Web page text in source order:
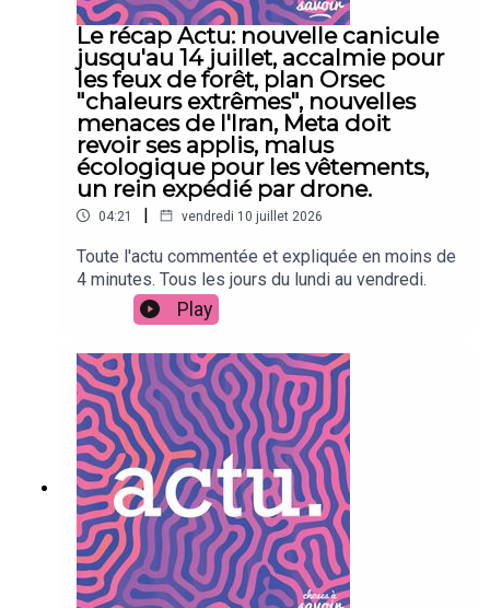
Le récap Actu: nouvelle canicule
jusqu'au 14 juillet, accalmie pour
les feux de forêt, plan Orsec
"chaleurs extrêmes", nouvelles
menaces de l'Iran, Meta doit
revoir ses applis, malus
écologique pour les vêtements,
un rein expédié par drone.
04:21 | vendredi 10 juillet 2026
Toute l'actu commentée et expliquée en moins de
4 minutes. Tous les jours du lundi au vendredi.
Play